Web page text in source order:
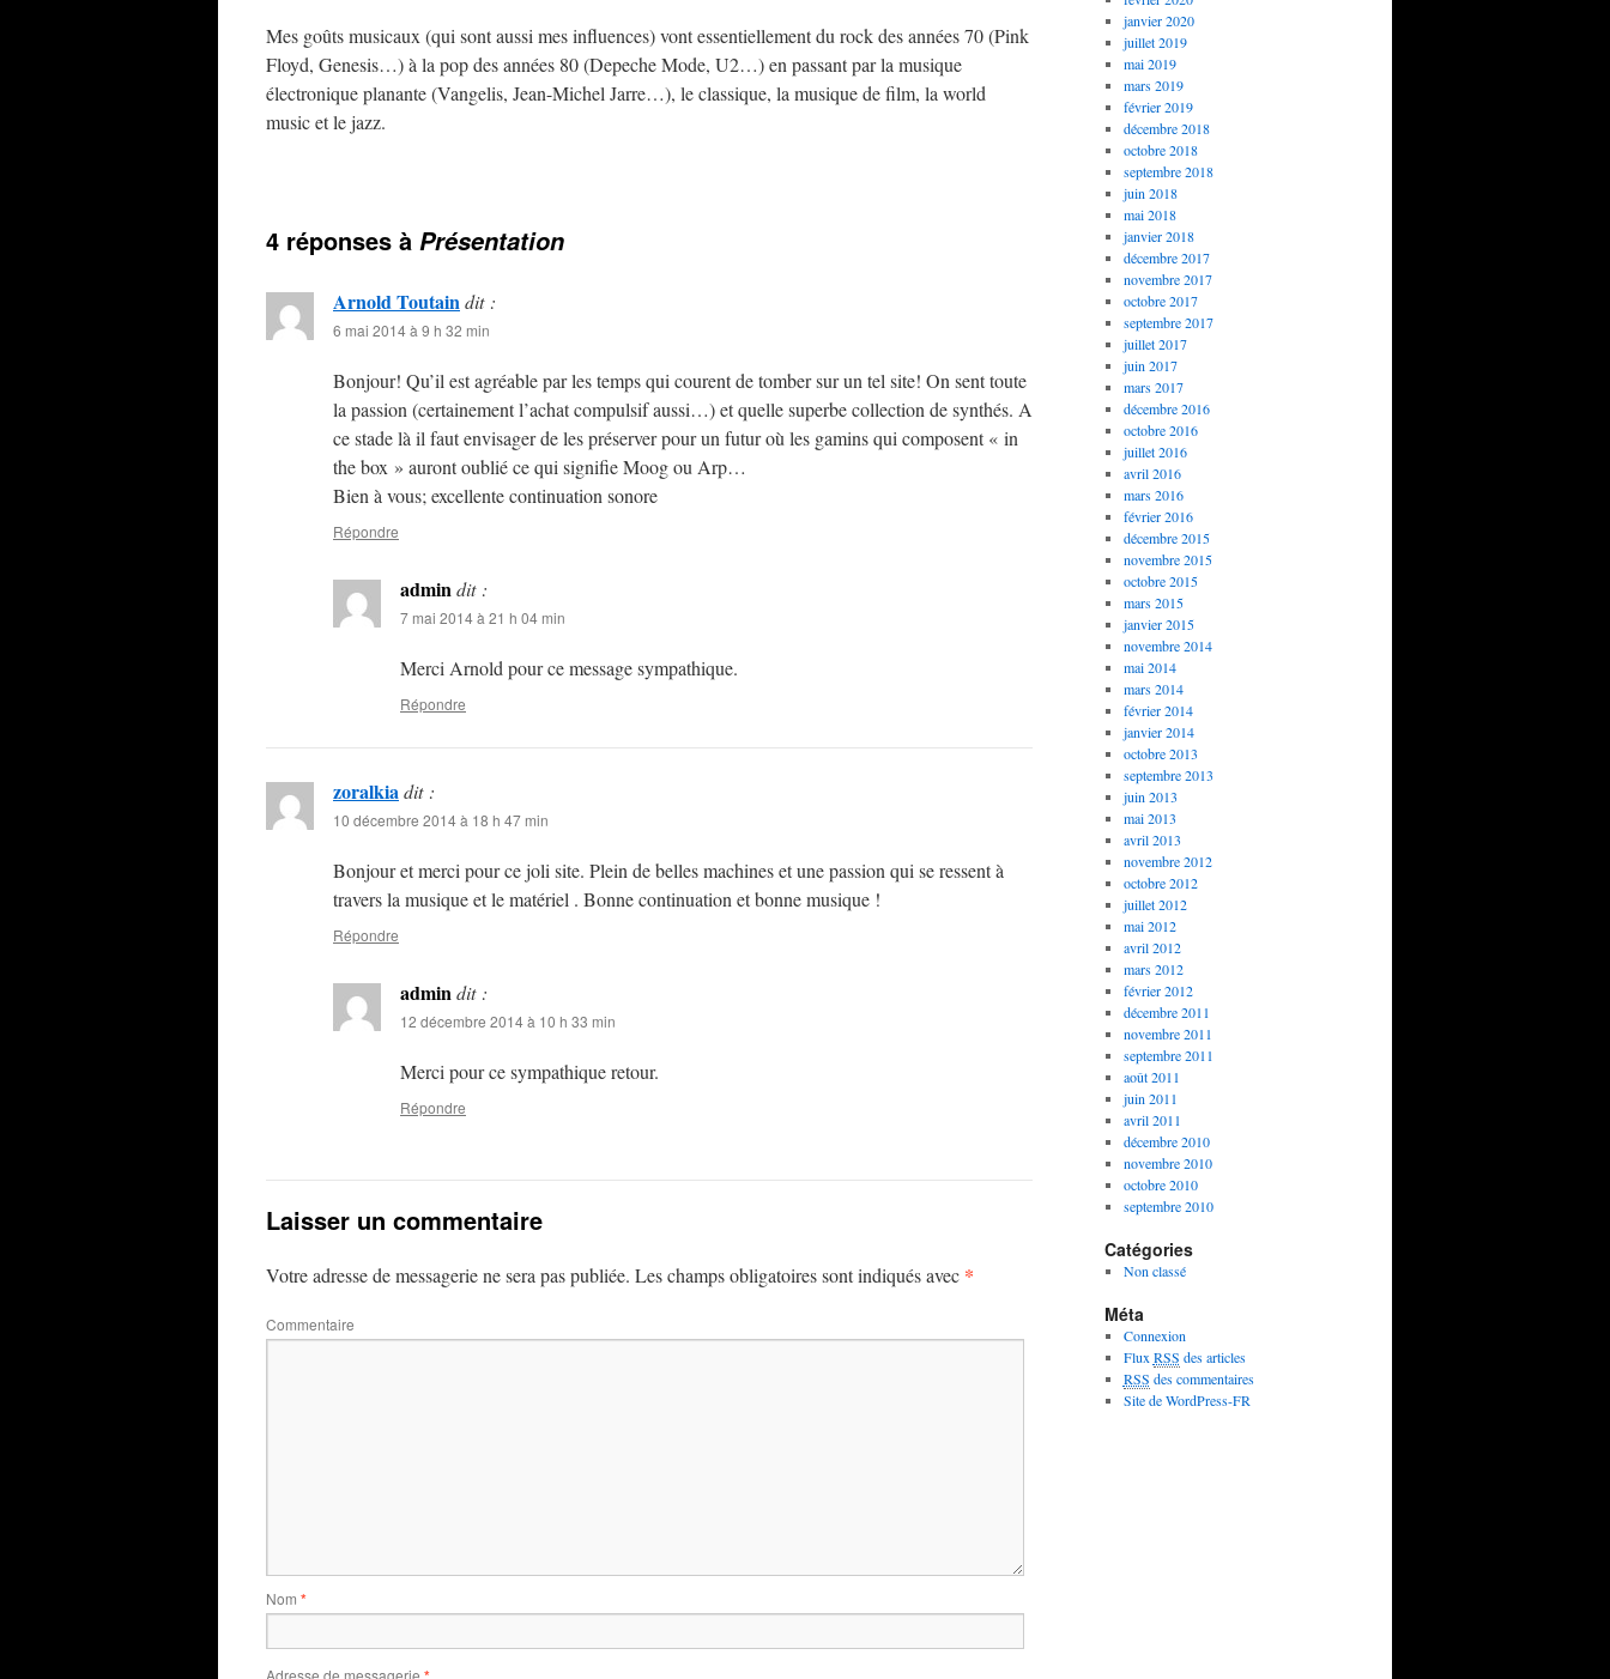
Mes goûts musicaux (qui sont aussi mes influences) vont essentiellement du rock des années 70 (Pink
Floyd, Genesis…) à la pop des années 80 (Depeche Mode, U2…) en passant par la musique
électronique planante (Vangelis, Jean-Michel Jarre…), le classique, la musique de film, la world
music et le jazz.
4 réponses à Présentation
Arnold Toutaindit :
6 mai 2014 à 9 h 32 min
Bonjour! Qu’il est agréable par les temps qui courent de tomber sur un tel site! On sent toute
la passion (certainement l’achat compulsif aussi…) et quelle superbe collection de synthés. A
ce stade là il faut envisager de les préserver pour un futur où les gamins qui composent « in
the box » auront oublié ce qui signifie Moog ou Arp…
Bien à vous; excellente continuation sonore
Répondre
admindit :
7 mai 2014 à 21 h 04 min
Merci Arnold pour ce message sympathique.
Répondre
zoralkiadit :
10 décembre 2014 à 18 h 47 min
Bonjour et merci pour ce joli site. Plein de belles machines et une passion qui se ressent à
travers la musique et le matériel . Bonne continuation et bonne musique !
Répondre
admindit :
12 décembre 2014 à 10 h 33 min
Merci pour ce sympathique retour.
Répondre
Laisser un commentaire
Votre adresse de messagerie ne sera pas publiée. Les champs obligatoires sont indiqués avec *
Commentaire
Nom *
Adresse de messagerie
janvier 2020
juillet 2019
mai 2019
mars 2019
février 2019
décembre 2018
octobre 2018
septembre 2018
juin 2018
mai 2018
janvier 2018
décembre 2017
novembre 2017
octobre 2017
septembre 2017
juillet 2017
juin 2017
mars 2017
décembre 2016
octobre 2016
juillet 2016
avril 2016
mars 2016
février 2016
décembre 2015
novembre 2015
octobre 2015
mars 2015
janvier 2015
novembre 2014
mai 2014
mars 2014
février 2014
janvier 2014
octobre 2013
septembre 2013
juin 2013
mai 2013
avril 2013
novembre 2012
octobre 2012
juillet 2012
mai 2012
avril 2012
mars 2012
février 2012
décembre 2011
novembre 2011
septembre 2011
août 2011
juin 2011
avril 2011
décembre 2010
novembre 2010
octobre 2010
septembre 2010
Catégories
Non classé
Méta
Connexion
Flux RSS des articles
RSS des commentaires
Site de WordPress-FR